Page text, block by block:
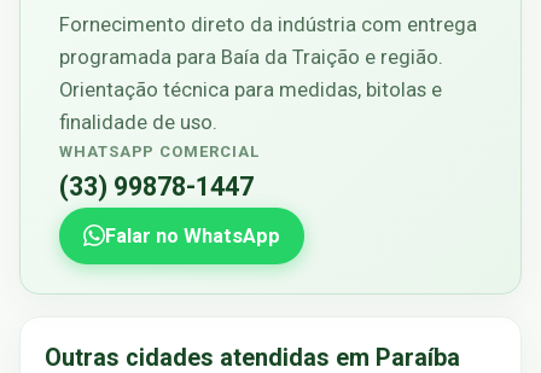
Fornecimento direto da indústria com entrega
programada para Baía da Traição e região.
Orientação técnica para medidas, bitolas e
finalidade de uso.
WHATSAPP COMERCIAL
(33) 99878-1447
Falar no WhatsApp
Outras cidades atendidas em Paraíba